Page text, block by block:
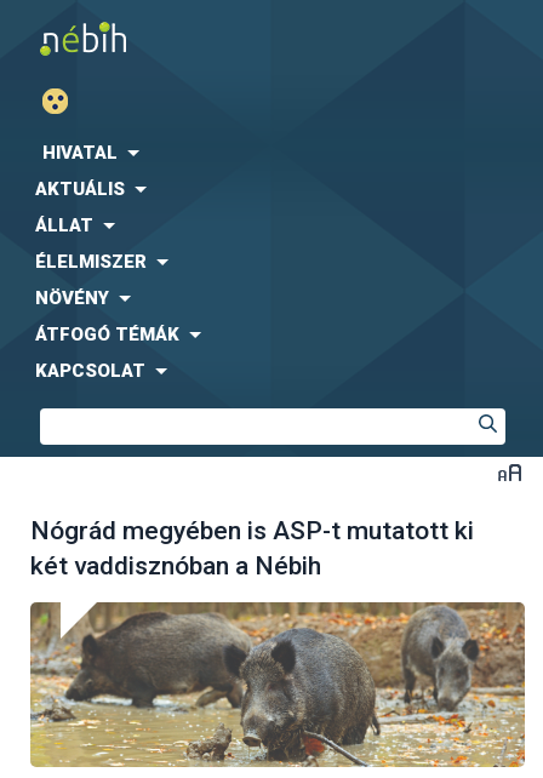
HIVATAL
AKTUÁLIS
ÁLLAT
ÉLELMISZER
NÖVÉNY
ÁTFOGÓ TÉMÁK
KAPCSOLAT
Nógrád megyében is ASP-t mutatott ki
két vaddisznóban a Nébih